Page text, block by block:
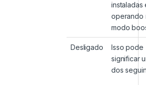
instaladas
operando
modo
Desligado
Isso pode
significar
dos